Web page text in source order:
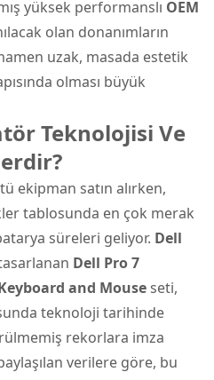
yüksek performanslı OEM
olan donanımların
uzak, masada estetik
olması büyük
Teknolojisi Ve
ekipman satın alırken,
tablosunda en çok merak
süreleri geliyor. Dell
Dell Pro 7
and Mouseseti,
teknoloji tarihinde
rekorlara imza
verilere göre, bu